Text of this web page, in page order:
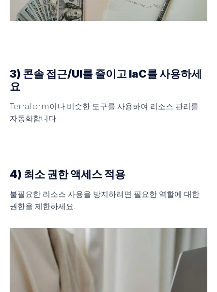
3) 콘솔 접근/UI를 줄이고 IaC를 사용하세
요
Terraform이나 비슷한 도구를 사용하여 리소스 관리를
자동화합니다.
4) 최소 권한 액세스 적용
불필요한 리소스 사용을 방지하려면 필요한 역할에 대한
권한을 제한하세요.